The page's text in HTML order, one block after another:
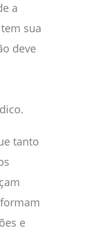
a
sua
deve
tanto
e